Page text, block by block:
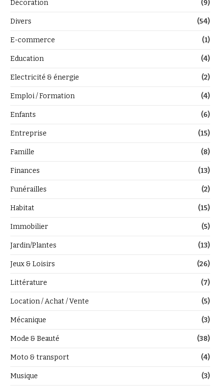
Décoration (9)
Divers (54)
E-commerce (1)
Education (4)
Electricité & énergie (2)
Emploi / Formation (4)
Enfants (6)
Entreprise (15)
Famille (8)
Finances (13)
Funérailles (2)
Habitat (15)
Immobilier (5)
Jardin/Plantes (13)
Jeux & Loisirs (26)
Littérature (7)
Location / Achat / Vente (5)
Mécanique (3)
Mode & Beauté (38)
Moto & transport (4)
Musique (3)